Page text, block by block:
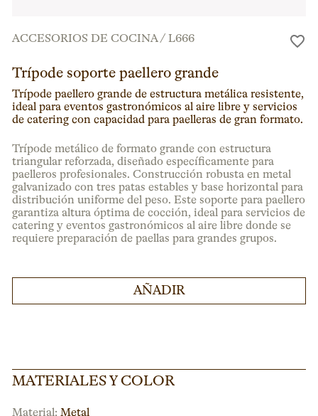
ACCESORIOS DE COCINA/L666
Trípode soporte paellero grande
Trípode paellero grande de estructura metálica resistente,
ideal para eventos gastronómicos al aire libre y servicios
de catering con capacidad para paelleras de gran formato.
Trípode metálico de formato grande con estructura
triangular reforzada, diseñado específicamente para
paelleros profesionales. Construcción robusta en metal
galvanizado con tres patas estables y base horizontal para
distribución uniforme del peso. Este soporte para paellero
garantiza altura óptima de cocción, ideal para servicios de
catering y eventos gastronómicos al aire libre donde se
requiere preparación de paellas para grandes grupos.
AÑADIR
MATERIALES Y COLOR
Material: Metal